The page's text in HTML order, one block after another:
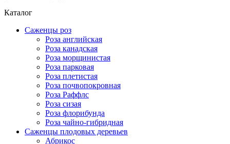
Каталог
Саженцы роз
Роза английская
Роза канадская
Роза морщинистая
Роза парковая
Роза плетистая
Роза почвопокровная
Роза Раффлс
Роза сизая
Роза флорибунда
Роза чайно-гибридная
Саженцы плодовых деревьев
Абрикос